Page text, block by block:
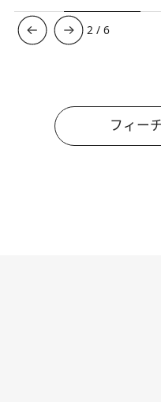
3 /6
フィー